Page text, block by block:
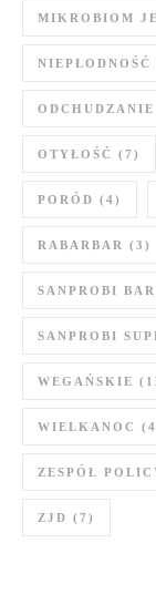
MIKROBIOM
NIEPŁODNOŚĆ
ODCHUDZANIE
OTYŁOŚĆ (7)
PORÓD (4)
RABARBAR (3)
SANPROBI
SANPROBI
WEGAŃSKIE
WIELKANOC
ZESPÓŁ
ZJD (7)